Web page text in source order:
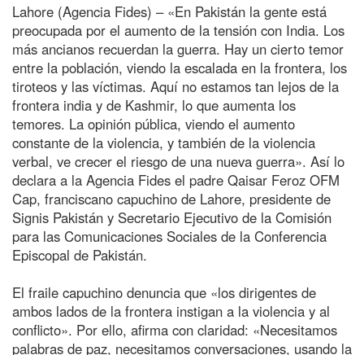
Lahore (Agencia Fides) – «En Pakistán la gente está
preocupada por el aumento de la tensión con India. Los
más ancianos recuerdan la guerra. Hay un cierto temor
entre la población, viendo la escalada en la frontera, los
tiroteos y las víctimas. Aquí no estamos tan lejos de la
frontera india y de Kashmir, lo que aumenta los
temores. La opinión pública, viendo el aumento
constante de la violencia, y también de la violencia
verbal, ve crecer el riesgo de una nueva guerra». Así lo
declara a la Agencia Fides el padre Qaisar Feroz OFM
Cap, franciscano capuchino de Lahore, presidente de
Signis Pakistán y Secretario Ejecutivo de la Comisión
para las Comunicaciones Sociales de la Conferencia
Episcopal de Pakistán.
El fraile capuchino denuncia que «los dirigentes de
ambos lados de la frontera instigan a la violencia y al
conflicto». Por ello, afirma con claridad: «Necesitamos
palabras de paz, necesitamos conversaciones, usando la